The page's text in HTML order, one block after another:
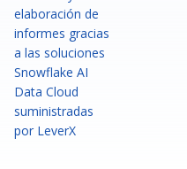
elaboración de
informes gracias
a las soluciones
Snowflake AI
Data Cloud
suministradas
por LeverX